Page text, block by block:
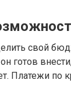
свой
готов
Платежи по